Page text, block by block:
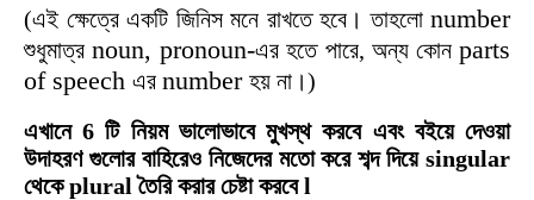
(এই ক্ষেত্রে একটি জিনিস মনে রাখতে হবে। তাহলো number
শুধুমাত্রnoun, pronoun-এর হতে পারে, অন্য কোনparts
of speech এর number হয় না।)
এখানে 6 টি নিয়ম ভালোভাবে মুখস্থ করবে এবং বইয়ে দেওয়া
উদাহরণ গুলোর বাহিরেও নিজেদের মতো করে শব্দ দিয়ে singular
থেকে pluralতৈরি করার চেষ্টা করবে l